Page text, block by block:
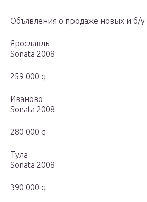
Объявления о продаже новых и б/у
Ярославль
Sonata 2008
259 000 q
Иваново
Sonata 2008
280 000 q
Тула
Sonata 2008
390 000 q